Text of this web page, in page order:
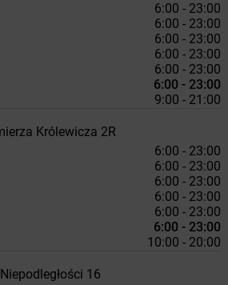
6:00 - 23:00
6:00 - 23:00
6:00 - 23:00
6:00 - 23:00
6:00 - 23:00
6:00 - 23:00
9:00 - 21:00
Królewicza 2R
6:00 - 23:00
6:00 - 23:00
6:00 - 23:00
6:00 - 23:00
6:00 - 23:00
6:00 - 23:00
10:00 - 20:00
16